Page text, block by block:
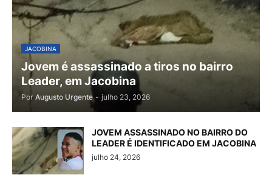
JACOBINA
Jovem é assassinado a tiros no bairro
Leader, em Jacobina
Por Augusto Urgente - julho 23, 2026
JOVEM ASSASSINADO NO BAIRRO DO
LEADER É IDENTIFICADO EM JACOBINA
julho 24, 2026